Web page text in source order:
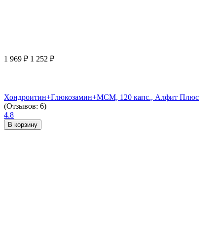
1 969 ₽ 1 252 ₽
Хондроитин+Глюкозамин+МСМ, 120 капс., Алфит Плюс
(Отзывов: 6)
4.8
В корзину